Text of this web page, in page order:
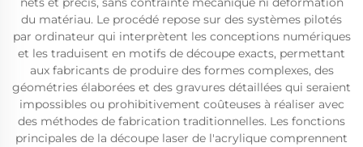
du matériau. Le procédé repose sur des systèmes pilotés
par ordinateur qui interprètent les conceptions numériques
et les traduisent en motifs de découpe exacts, permettant
aux fabricants de produire des formes complexes, des
géométries élaborées et des gravures détaillées qui seraient
impossibles ou prohibitivement coûteuses à réaliser avec
des méthodes de fabrication traditionnelles. Les fonctions
principales de la découpe laser de l'acrylique comprennent